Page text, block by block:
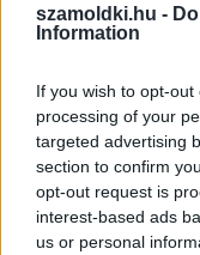
szamoldki.hu -
Information
If you wish to opt-
processing of your
targeted advertising
section to confirm
opt-out request is
interest-based ads
us or personal